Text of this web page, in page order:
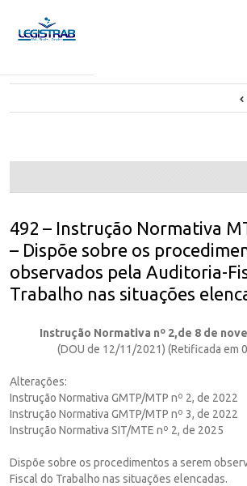
492 – Instrução Normativa
– Dispõe sobre os
observados pela Auditoria-
Trabalho nas situações
Instrução Normativa nº 2,de 8 de
(DOU de 12/11/2021) (Retificada em
Alterações:
Instrução Normativa GMTP/MTP nº 2, de 2022
Instrução Normativa GMTP/MTP nº 3, de 2022
Instrução Normativa SIT/MTE nº 2, de 2025
Dispõe sobre os procedimentos a serem
Fiscal do Trabalho nas situações elencadas.